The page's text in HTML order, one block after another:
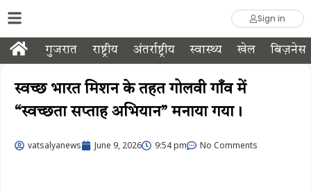
Sign in
गुजरात राष्ट्रीय अंतर्राष्ट्रीय स्वास्थ्य खेल बिज़नेस
स्वच्छ भारत मिशन के तहत गोलवी गाँव में
“स्वच्छता सप्ताह अभियान” मनाया गया।
vatsalyanews June 9, 2026 9:54 pm No Comments